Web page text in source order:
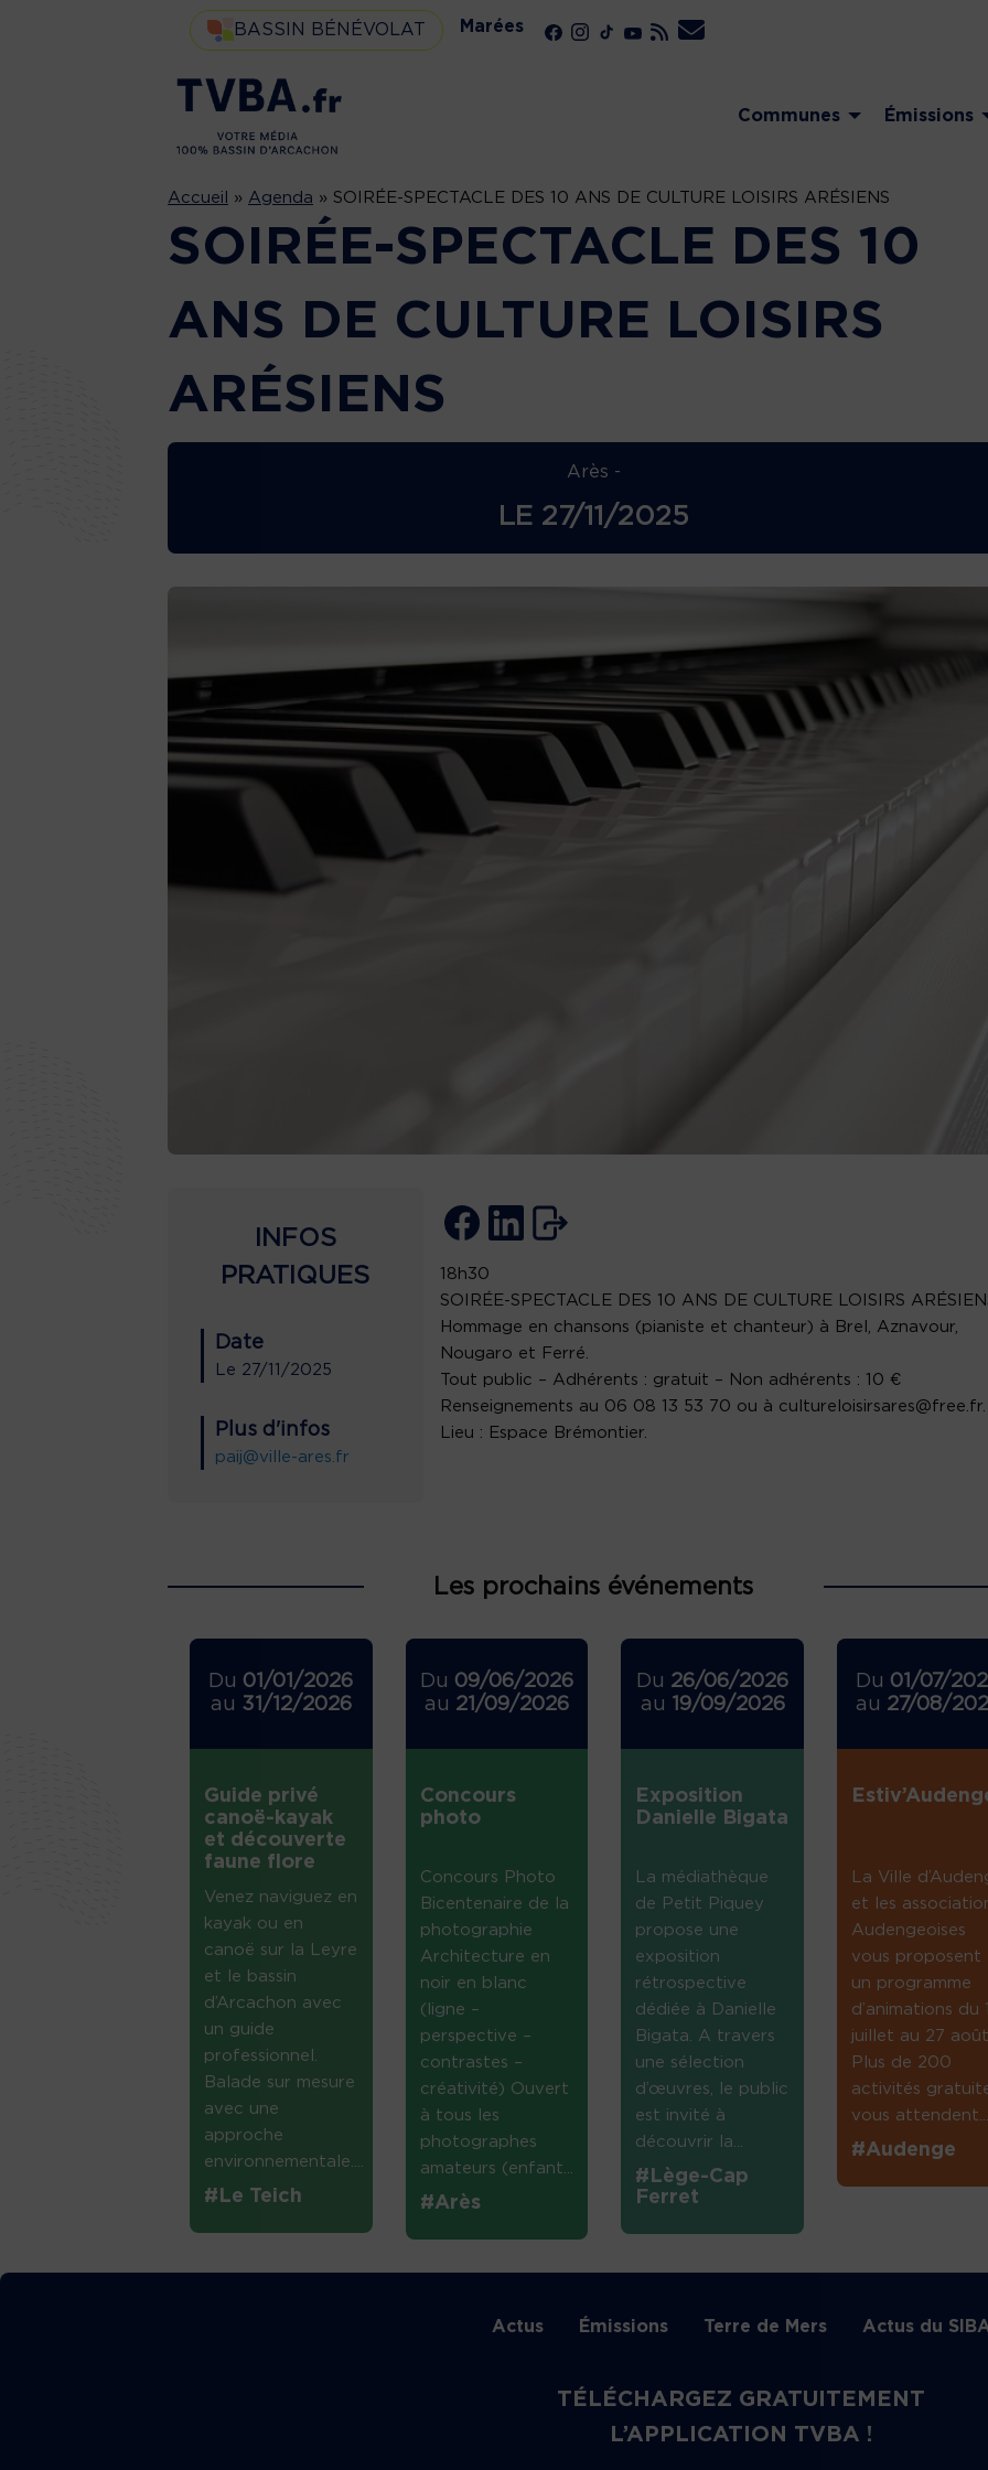
BASSIN BÉNÉVOLAT Marées
Communes Émissions
Accueil » Agenda » SOIRÉE-SPECTACLE DES 10 ANS DE CULTURE LOISIRS ARÉSIENS
SOIRÉE-SPECTACLE DES 10
ANS DE CULTURE LOISIRS
ARÉSIENS
Arès -
LE 27/11/2025
INFOS
PRATIQUES
Date
Le 27/11/2025
Plus d'infos
paij@ville-ares.fr
18h30
SOIRÉE-SPECTACLE DES 10 ANS DE CULTURE LOISIRS
Hommage en chansons (pianiste et chanteur) à Brel, Aznavour,
Nougaro et Ferré.
Tout public – Adhérents : gratuit – Non adhérents : 10 €
Renseignements au 06 08 13 53 70 ou à cultureloisirsares@free.fr.
Lieu : Espace Brémontier.
Les prochains événements
Du 01/01/2026
au 31/12/2026
Guide privé
canoë-kayak
et découverte
faune flore
Venez naviguez en
kayak ou en
canoë sur la Leyre
et le bassin
d’Arcachon avec
un guide
professionnel.
Balade sur mesure
avec une
approche
environnementale....
#Le Teich
Du 09/06/2026
au 21/09/2026
Concours
photo
Concours Photo
Bicentenaire de la
photographie
Architecture en
noir en blanc
(ligne –
perspective –
contrastes –
créativité) Ouvert
à tous les
photographes
amateurs (enfant...
#Arès
Du 26/06/2026
au 19/09/2026
Exposition
Danielle Bigata
La médiathèque
de Petit Piquey
propose une
exposition
rétrospective
dédiée à Danielle
Bigata. A travers
une sélection
d’œuvres, le public
est invité à
découvrir la...
#Lège-Cap
Ferret
Du 01/07/
au 27/08/
La Ville
et les
Audengeoises
vous proposent
un programme
d’animations du
juillet au 27
Plus de 200
activités
vous
#Audenge
Actus Émissions Terre de Mers Actus du
TÉLÉCHARGEZ GRATUITEMENT
L’APPLICATION TVBA !